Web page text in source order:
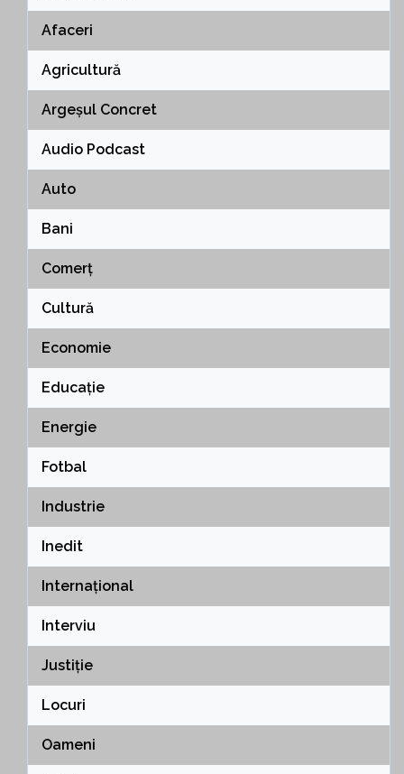
Afaceri
Agricultură
Argeșul Concret
Audio Podcast
Auto
Bani
Comerț
Cultură
Economie
Educație
Energie
Fotbal
Industrie
Inedit
Internațional
Interviu
Justiție
Locuri
Oameni